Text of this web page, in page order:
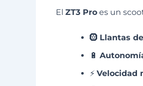
El ZT3 Pro es un
🛞 Llantas
🔋
⚡ Velocidad